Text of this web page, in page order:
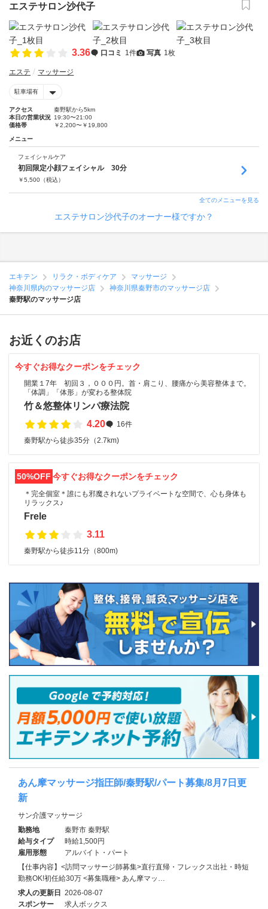
エステサロン沙代子
3.36 口コミ 1件 写真 1枚
エステ マッサージ
駐車場有
アクセス
秦野駅から5km
本日の営業状況 19:30〜21:00
価格帯
￥2,200〜￥19,800
メニュー
フェイシャルケア
初回限定小顔フェイシャル 30分
￥5,500 （税込）
全てのメニューを見る
エステサロン沙代子のオーナー様ですか？
エキテン リラク・ボディケア
マッサージ
神奈川県内のマッサージ店
神奈川県秦野市のマッサージ店
秦野駅のマッサージ店
お近くのお店
今すぐお得なクーポンをチェック
開業１7年 初回３，０００円。首・肩こり、腰痛から美容整体まで。
「体調」「体形」が変わる整体院
竹＆悠整体リンパ療法院
4.20
16件
秦野駅から徒歩35分（2.7km)
50%OFF 今すぐお得なクーポンをチェック
＊完全個室＊誰にも邪魔されないプライベートな空間で、心も身体も
リラックス♪
Frele
3.11
秦野駅から徒歩11分（800m)
あん摩マッサージ指圧師/秦野駅/パート募集/8月7日更
新
サン介護マッサージ
勤務地
秦野市 秦野駅
給与タイプ
時給1,500円
雇用形態
アルバイト・パート
【仕事内容】<訪問マッサージ師募集>直行直帰・フレックス出社・時短
勤務OK!初任給30万 <募集職種> あん摩マッ…
求人の更新日 2026-08-07
スポンサー
求人ボックス